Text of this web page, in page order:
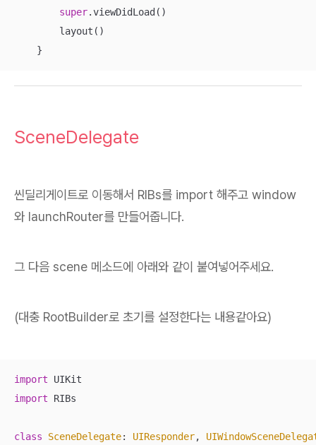
super.viewDidLoad()
        layout()
    }
SceneDelegate
씬딜리게이트로 이동해서 RIBs를 import 해주고 window
와 launchRouter를 만들어줍니다.
그 다음 scene 메소드에 아래와 같이 붙여넣어주세요.
(대충 RootBuilder로 초기를 설정한다는 내용같아요)
import
import RIBs
class SceneDelegate: UIResponder,